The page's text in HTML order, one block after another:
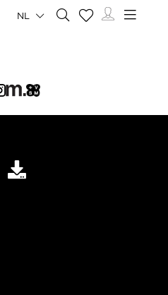
NL